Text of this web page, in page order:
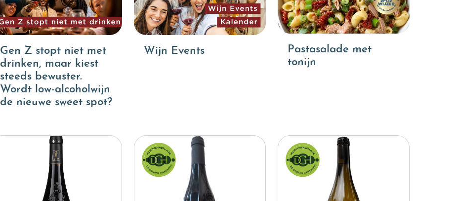
Gen Z stopt niet met
drinken, maar kiest
steeds bewuster.
Wordt low-alcoholwijn
de nieuwe sweet spot?
Wijn Events
Pastasalade met
tonijn
×
Schrijf je in voor de
Nieuwsbrief